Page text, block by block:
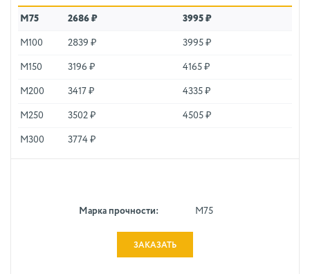
М75 2686 ₽ 3995 ₽
М100 2839 ₽ 3995 ₽
М150 3196 ₽ 4165 ₽
М200 3417 ₽ 4335 ₽
М250 3502 ₽ 4505 ₽
М300 3774 ₽
Марка прочности: М75
ЗАКАЗАТЬ